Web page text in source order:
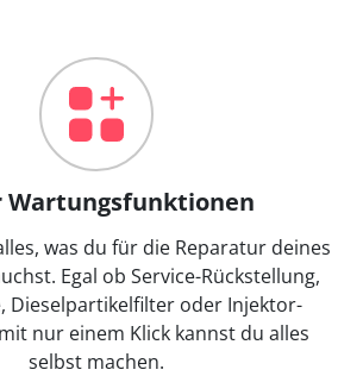
Wartungsfunktionen
was du für die Reparatur deines
Egal ob Service-Rückstellung,
Dieselpartikelfilter oder Injektor-
nur einem Klick kannst du alles
selbst machen.